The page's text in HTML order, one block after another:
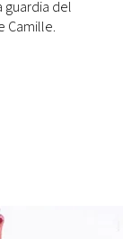
guardia del
Camille.